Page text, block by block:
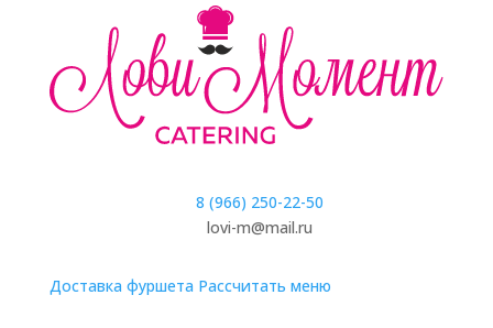
8 (966) 250-22-50
lovi-m@mail.ru
Доставка фуршета Рассчитать меню